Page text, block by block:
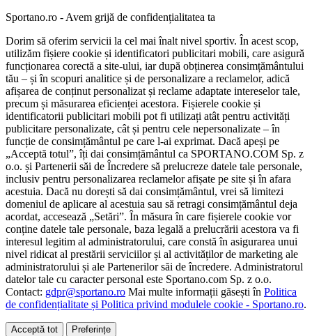
Sportano.ro - Avem grijă de confidențialitatea ta
Dorim să oferim servicii la cel mai înalt nivel sportiv. În acest scop,
utilizăm fișiere cookie și identificatori publicitari mobili, care asigură
funcționarea corectă a site-ului, iar după obținerea consimțământului
tău – și în scopuri analitice și de personalizare a reclamelor, adică
afișarea de conținut personalizat și reclame adaptate intereselor tale,
precum și măsurarea eficienței acestora. Fișierele cookie și
identificatorii publicitari mobili pot fi utilizați atât pentru activități
publicitare personalizate, cât și pentru cele nepersonalizate – în
funcție de consimțământul pe care l-ai exprimat. Dacă apeși pe
„Acceptă totul”, îți dai consimțământul ca SPORTANO.COM Sp. z
o.o. și Partenerii săi de Încredere să prelucreze datele tale personale,
inclusiv pentru personalizarea reclamelor afișate pe site și în afara
acestuia. Dacă nu dorești să dai consimțământul, vrei să limitezi
domeniul de aplicare al acestuia sau să retragi consimțământul deja
acordat, accesează „Setări”. În măsura în care fișierele cookie vor
conține datele tale personale, baza legală a prelucrării acestora va fi
interesul legitim al administratorului, care constă în asigurarea unui
nivel ridicat al prestării serviciilor și al activităților de marketing ale
administratorului și ale Partenerilor săi de încredere. Administratorul
datelor tale cu caracter personal este Sportano.com Sp. z o.o.
Contact: gdpr@sportano.ro Mai multe informații găsești în Politica
de confidențialitate și Politica privind modulele cookie - Sportano.ro.
Acceptă tot Preferințe